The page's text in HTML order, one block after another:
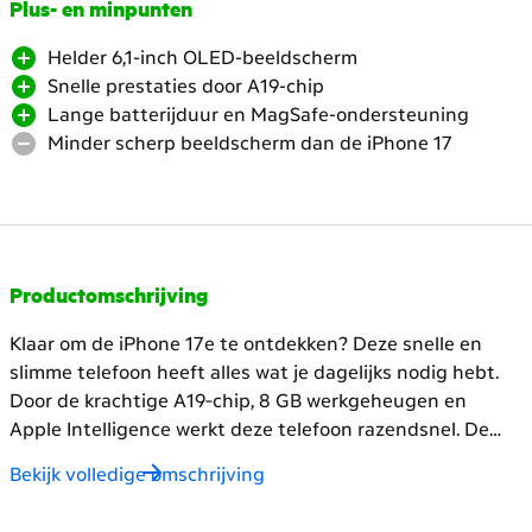
Scroll
beneden.
Heropen
de
headings
Plus- en minpunten
Helder 6,1-inch OLED-beeldscherm
Snelle prestaties door A19-chip
Lange batterijduur en MagSafe-ondersteuning
Minder scherp beeldscherm dan de iPhone 17
Productomschrijving
Klaar om de iPhone 17e te ontdekken? Deze snelle en
slimme telefoon heeft alles wat je dagelijks nodig hebt.
Door de krachtige A19‑chip, 8 GB werkgeheugen en
Apple Intelligence werkt deze telefoon razendsnel. De
iPhone 17e heeft een helder 6,1-inch OLED-beeldscherm
dat goed leesbaar blijft in de zon. Ook de camera’s stellen
Bekijk volledige omschrijving